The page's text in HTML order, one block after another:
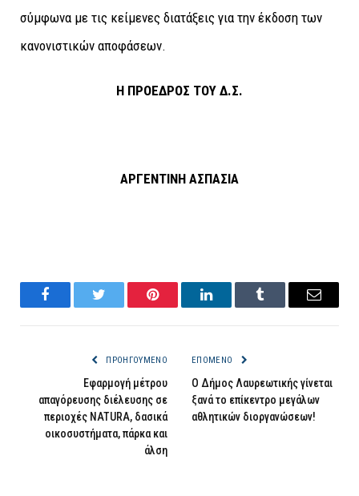
σύμφωνα με τις κείμενες διατάξεις για την έκδοση των
κανονιστικών αποφάσεων.
Η ΠΡΟΕΔΡΟΣ ΤΟΥ Δ.Σ.
ΑΡΓΕΝΤΙΝΗ ΑΣΠΑΣΙΑ
FacebookTwitter Pinterest LinkedInTumblr Email
ΠΡΟΗΓΟΎΜΕΝΟ
Εφαρμογή μέτρου
απαγόρευσης διέλευσης σε
περιοχές NATURA, δασικά
οικοσυστήματα, πάρκα και
άλση
ΕΠΌΜΕΝΟ
O Δήμος Λαυρεωτικής γίνεται
ξανά το επίκεντρο μεγάλων
αθλητικών διοργανώσεων!